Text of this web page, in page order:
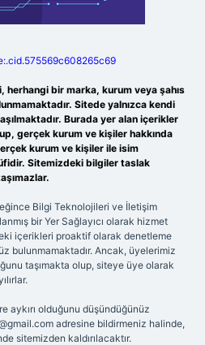
herhangi bir marka, kurum veya şahıs
Sitede yalnızca kendi
Burada yer alan içerikler
gerçek kurum ve kişiler hakkında
kurum ve kişiler ile isim
Sitemizdeki bilgiler taslak
Bilgi Teknolojileri ve İletişim
bir Yer Sağlayıcı olarak hizmet
içerikleri proaktif olarak denetleme
bulunmamaktadır. Ancak, üyelerimiz
taşımakta olup, siteye üye olarak
aykırı olduğunu düşündüğünüz
adresine bildirmeniz halinde,
sitemizden kaldırılacaktır.